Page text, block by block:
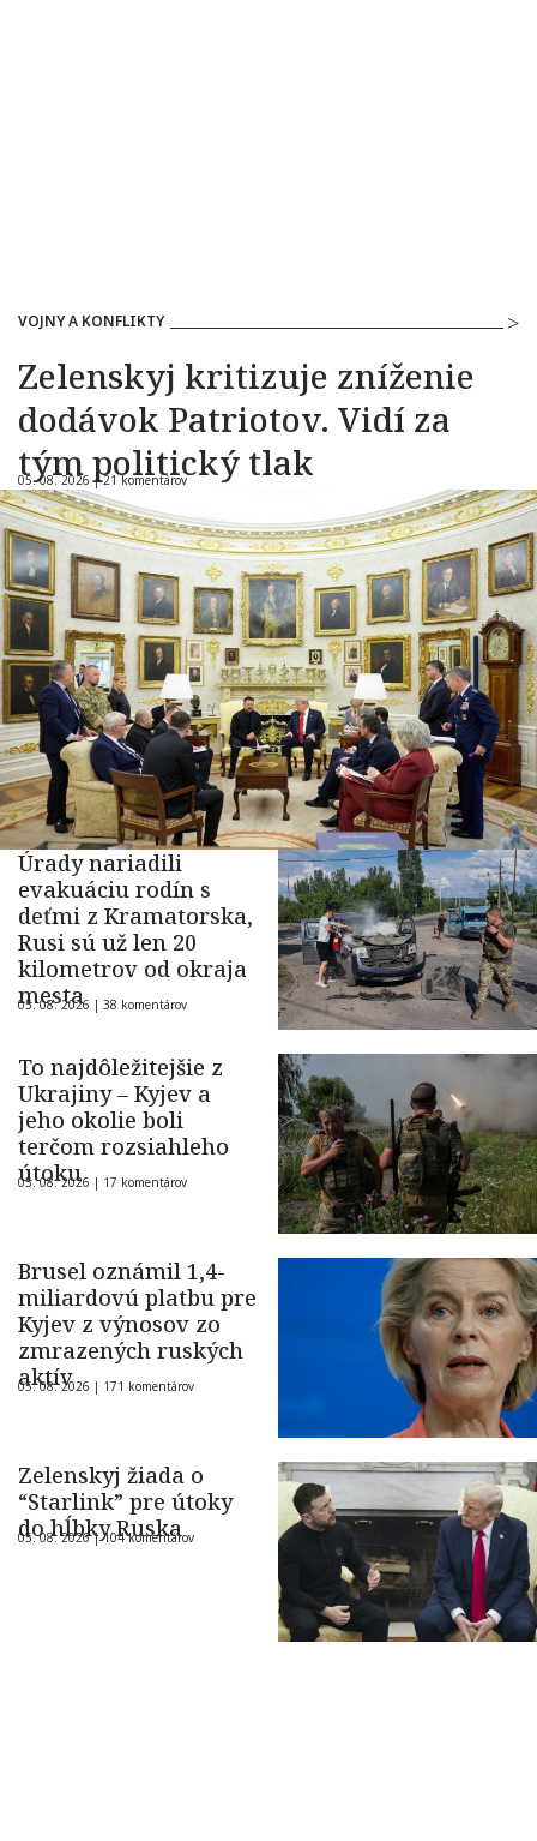
VOJNY A KONFLIKTY
Zelenskyj kritizuje zníženie
dodávok Patriotov. Vidí za
tým politický tlak
05. 08. 2026 |21 komentárov
Úrady nariadili
evakuáciu rodín s
deťmi z Kramatorska,
Rusi sú už len 20
kilometrov od okraja
mesta
05. 08. 2026 | 38 komentárov
To najdôležitejšie z
Ukrajiny – Kyjev a
jeho okolie boli
terčom rozsiahleho
útoku
05. 08. 2026 | 17 komentárov
Brusel oznámil 1,4-
miliardovú platbu pre
Kyjev z výnosov zo
zmrazených ruských
aktív
05. 08. 2026 | 171 komentárov
Zelenskyj žiada o
“Starlink” pre útoky
do hĺbky Ruska
05. 08. 2026 |104 komentárov